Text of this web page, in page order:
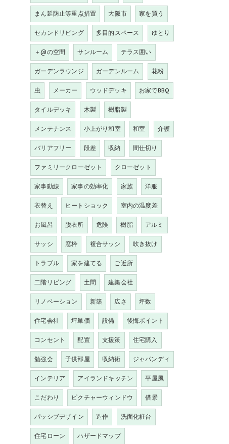
まん延防止等重点措置
大阪市
家を買う
セカンドリビング
多目的スペース
ゆとり
＋@の空間
サンルーム
テラス囲い
ガーデンラウンジ
ガーデンルーム
花粉
虫
メーカー ウッドデッキ
お家でBBQ
タイルデッキ
木製
樹脂製
メンテナンス
小上がり和室 和室
介護
バリアフリー
段差 収納
間仕切り
ファミリークローゼット
クローゼット
家事動線
家事の効率化 家族
洋服
衣替え
ヒートショック
室内の温度差
お風呂
脱衣所 危険 樹脂
アルミ
サッシ
窓枠 複合サッシ
吹き抜け
トラブル
家を建てる
ご近所
二階リビング
土間
建築会社
リノベーション
新築 広さ
坪数
住宅会社
坪単価 設備
後悔ポイント
コンセント
配置 支援策
住宅購入
勉強会
子供部屋 収納術
ジャパンディ
インテリア
アイランドキッチン
平屋風
こだわり
ピクチャーウィンドウ
借景
パッシブデザイン
造作
洗面化粧台
住宅ローン
ハザードマップ